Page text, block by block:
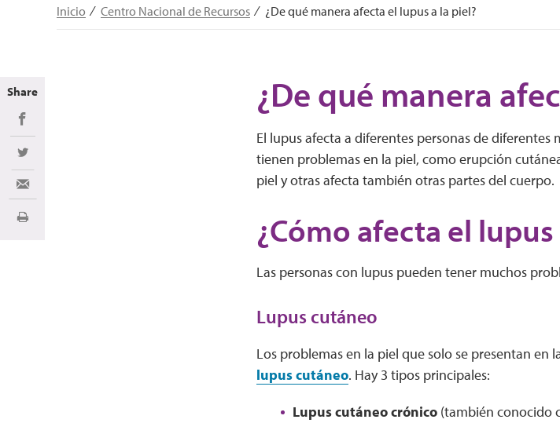
Inicio Centro Nacional de Recursos ¿De qué manera afecta el lupus a la piel?
¿De qué manera
El lupus afecta a diferentes personas de diferentes
tienen problemas en la piel, como erupción
piel y otras afecta también otras partes del cuerpo.
¿Cómo afecta el lupus
Las personas con lupus pueden tener muchos
Lupus cutáneo
Los problemas en la piel que solo se presentan en
lupus cutáneo. Hay 3 tipos principales:
Lupus cutáneo crónico(también conocido
Share
Share on Facebook
Share on Twitter
Share via Email
Imprimir